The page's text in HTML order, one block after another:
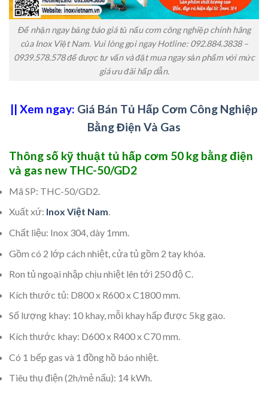
Để nhận ngay bảng báo giá tủ nấu cơm công nghiệp chính hãng
của Inox Việt Nam. Vui lòng gọi ngay Hotline: 092.884.3838 –
0939.578.578 để được tư vấn và đặt mua ngay sản phẩm với mức
giá ưu đãi hấp dẫn.
|| Xem ngay: Giá Bán Tủ Hấp Cơm Công Nghiệp
Bằng Điện Và Gas
Thông số kỹ thuật tủ hấp cơm 50 kg bằng điện
và gas new THC-50/GD2
Mã SP: THC-50/GD2.
Xuất xứ: Inox Việt Nam.
Chất liệu: Inox 304, dày 1mm.
Gồm có 2 lớp cách nhiệt, cửa tủ gồm 2 tay khóa.
Ron tủ ngoại nhập chịu nhiệt lên tới 250 độ C.
Kích thước tủ: D800 x R600 x C1800 mm.
Số lượng khay: 10 khay, mỗi khay hấp được 5kg gạo.
Kích thước khay: D600 x R400 x C70 mm.
Có 1 bếp gas và 1 đồng hồ báo nhiệt.
Tiêu thụ điện (2h/mẻ nấu): 14 kWh.